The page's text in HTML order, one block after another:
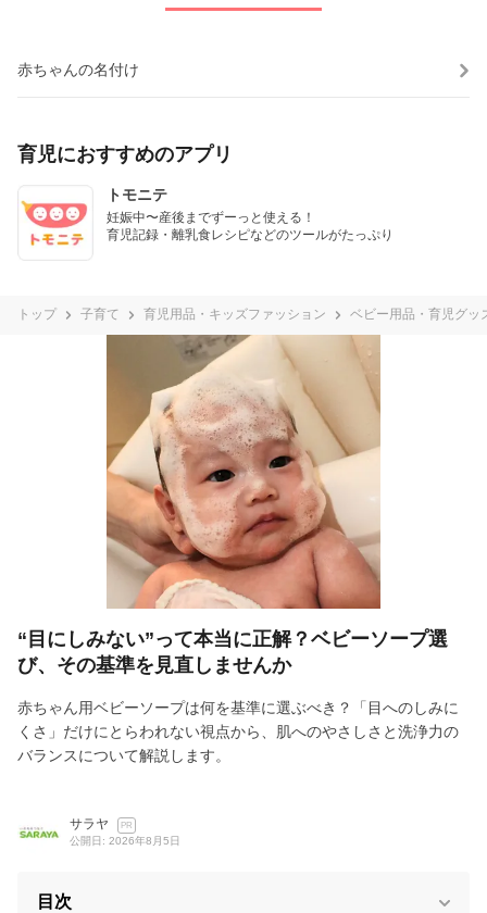
赤ちゃんの名付け
育児におすすめのアプリ
トモニテ
妊娠中〜産後までずーっと使える！
育児記録・離乳食レシピなどのツールがたっぷり
トップ 子育て 育児用品・キッズファッション ベビー用品・育児グッ
“目にしみない”って本当に正解？ベビーソープ選
び、その基準を見直しませんか
赤ちゃん用ベビーソープは何を基準に選ぶべき？「目へのしみに
くさ」だけにとらわれない視点から、肌へのやさしさと洗浄力の
バランスについて解説します。
サラヤ PR
公開日: 2026年8月5日
目次